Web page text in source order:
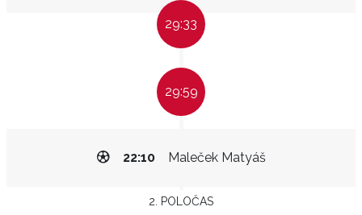
29:33
29:59
Maleček Matyáš
22:10
2. POLOČAS